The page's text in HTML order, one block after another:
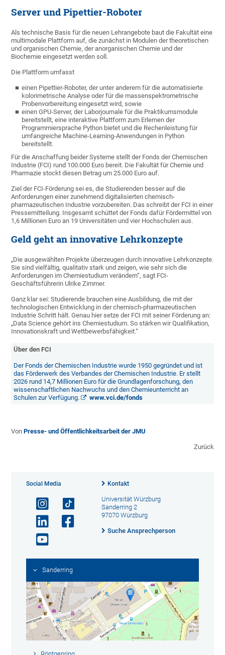
Server und Pipettier-Roboter
Als technische Basis für die neuen Lehrangebote baut die Fakultät eine
multimodale Plattform auf, die zunächst in Modulen der theoretischen
und organischen Chemie, der anorganischen Chemie und der
Biochemie eingesetzt werden soll.
Die Plattform umfasst
einen Pipettier-Roboter, der unter anderem für die automatisierte
kolorimetrische Analyse oder für die massenspektrometrische
Probenvorbereitung eingesetzt wird, sowie
einen GPU-Server, der Laborjournale für die Praktikumsmodule
bereitstellt, eine interaktive Plattform zum Erlernen der
Programmiersprache Python bietet und die Rechenleistung für
umfangreiche Machine-Learning-Anwendungen in Python
bereitstellt.
Für die Anschaffung beider Systeme stellt der Fonds der Chemischen
Industrie (FCI) rund 100.000 Euro bereit. Die Fakultät für Chemie und
Pharmazie stockt diesen Betrag um 25.000 Euro auf.
Ziel der FCI-Förderung sei es, die Studierenden besser auf die
Anforderungen einer zunehmend digitalisierten chemisch-
pharmazeutischen Industrie vorzubereiten. Das schreibt der FCI in einer
Pressemitteilung. Insgesamt schüttet der Fonds dafür Fördermittel von
1,6 Millionen Euro an 19 Universitäten und vier Hochschulen aus.
Geld geht an innovative Lehrkonzepte
„Die ausgewählten Projekte überzeugen durch innovative Lehrkonzepte.
Sie sind vielfältig, qualitativ stark und zeigen, wie sehr sich die
Anforderungen im Chemiestudium verändern“, sagt FCI-
Geschäftsführerin Ulrike Zimmer.
Ganz klar sei: Studierende brauchen eine Ausbildung, die mit der
technologischen Entwicklung in der chemisch-pharmazeutischen
Industrie Schritt hält. Genau hier setze der FCI mit seiner Förderung an:
„Data Science gehört ins Chemiestudium. So stärken wir Qualifikation,
Innovationskraft und Wettbewerbsfähigkeit.“
Über den FCI
Der Fonds der Chemischen Industrie wurde 1950 gegründet und ist
das Förderwerk des Verbandes der Chemischen Industrie. Er stellt
2026 rund 14,7 Millionen Euro für die Grundlagenforschung, den
wissenschaftlichen Nachwuchs und den Chemieunterricht an
Schulen zur Verfügung.
www.vci.de/fonds
VonPresse- und Öffentlichkeitsarbeit der JMU
Zurück
Social Media Kontakt
Universität Würzburg
Sanderring 2
97070 Würzburg
Suche Ansprechperson
Sanderring